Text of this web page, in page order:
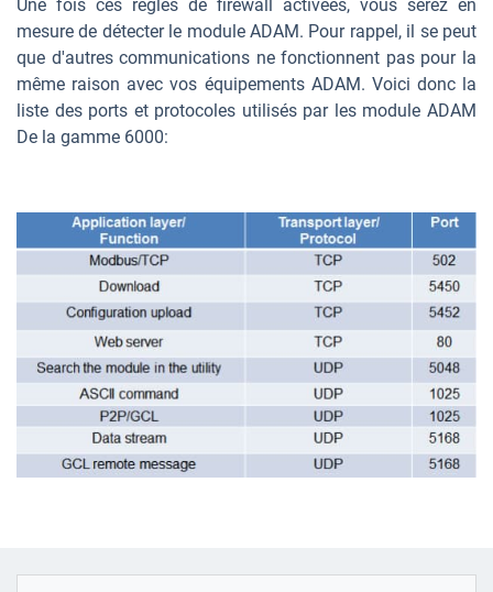
Une fois ces règles de firewall activées, vous serez en
mesure de détecter le module ADAM. Pour rappel, il se peut
que d'autres communications ne fonctionnent pas pour la
même raison avec vos équipements ADAM. Voici donc la
liste des ports et protocoles utilisés par les module ADAM
De la gamme 6000: